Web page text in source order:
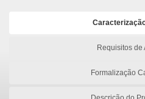
Requisitos de
Formalização